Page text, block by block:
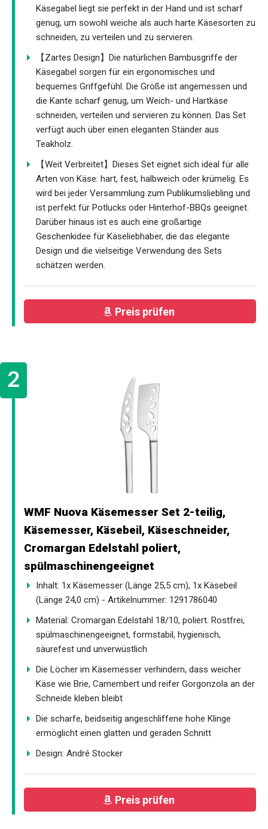
Käsegabel liegt sie perfekt in der Hand und ist scharf
genug, um sowohl weiche als auch harte Käsesorten zu
schneiden, zu verteilen und zu servieren.
【Zartes Design】Die natürlichen Bambusgriffe der
Käsegabel sorgen für ein ergonomisches und
bequemes Griffgefühl. Die Größe ist angemessen und
die Kante scharf genug, um Weich- und Hartkäse
schneiden, verteilen und servieren zu können. Das Set
verfügt auch über einen eleganten Ständer aus
Teakholz.
【Weit Verbreitet】Dieses Set eignet sich ideal für alle
Arten von Käse: hart, fest, halbweich oder krümelig. Es
wird bei jeder Versammlung zum Publikumsliebling und
ist perfekt für Potlucks oder Hinterhof-BBQs geeignet.
Darüber hinaus ist es auch eine großartige
Geschenkidee für Käseliebhaber, die das elegante
Design und die vielseitige Verwendung des Sets
schätzen werden.
Preis prüfen
WMF Nuova Käsemesser Set 2-teilig,
Käsemesser, Käsebeil, Käseschneider,
Cromargan Edelstahl poliert,
spülmaschinengeeignet
Inhalt: 1x Käsemesser (Länge 25,5 cm), 1x Käsebeil
(Länge 24,0 cm) - Artikelnummer: 1291786040
Material: Cromargan Edelstahl 18/10, poliert. Rostfrei,
spülmaschinengeeignet, formstabil, hygienisch,
säurefest und unverwüstlich
Die Löcher im Käsemesser verhindern, dass weicher
Käse wie Brie, Camembert und reifer Gorgonzola an der
Schneide kleben bleibt
Die scharfe, beidseitig angeschliffene hohe Klinge
ermöglicht einen glatten und geraden Schnitt
Design: André Stocker
Preis prüfen